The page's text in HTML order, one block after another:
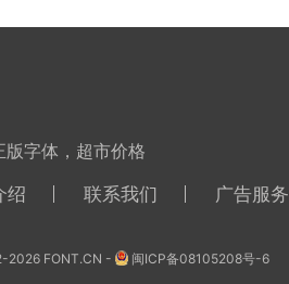
版字体，超市价格
绍 联系我们 广告服务
2026 FONT.CN -
闽ICP备08105208号-6